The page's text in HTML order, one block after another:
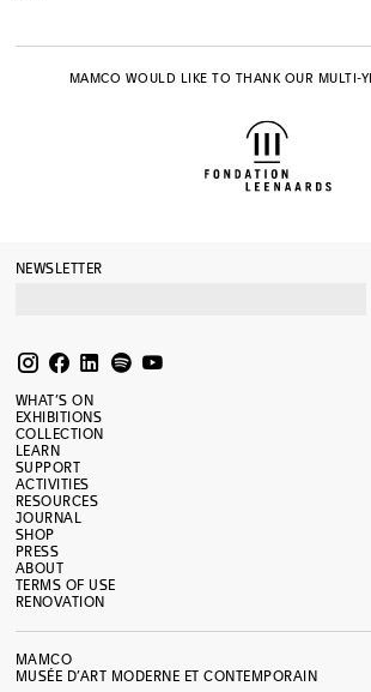
MAMCO WOULD LIKE TO THANK OUR MULTI-
NEWSLETTER
WHAT’S ON
EXHIBITIONS
COLLECTION
LEARN
SUPPORT
ACTIVITIES
RESOURCES
JOURNAL
SHOP
PRESS
ABOUT
TERMS OF USE
RENOVATION
MAMCO
MUSÉE D’ART MODERNE ET CONTEMPORAIN